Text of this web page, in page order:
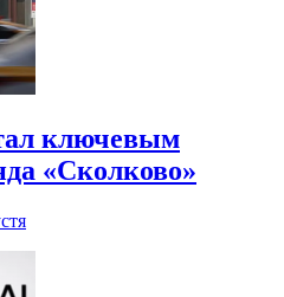
ключевым
«Сколково»